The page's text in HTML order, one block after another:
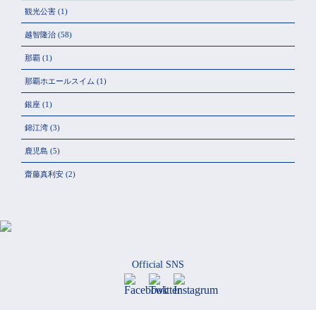
観光公害 (1)
越智隆治 (58)
那覇 (1)
那覇ホエールスイム (1)
銀座 (1)
錦江湾 (3)
鹿児島 (5)
齋藤真利安 (2)
Official SNS